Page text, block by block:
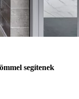
segítenek